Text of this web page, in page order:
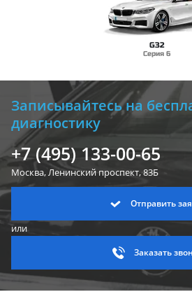
G32
Серия 6
Записывайтесь на
диагностику
+7 (495) 133-00-65
Москва, Ленинскийпроспект, 83Б
Отправить
или
Заказать